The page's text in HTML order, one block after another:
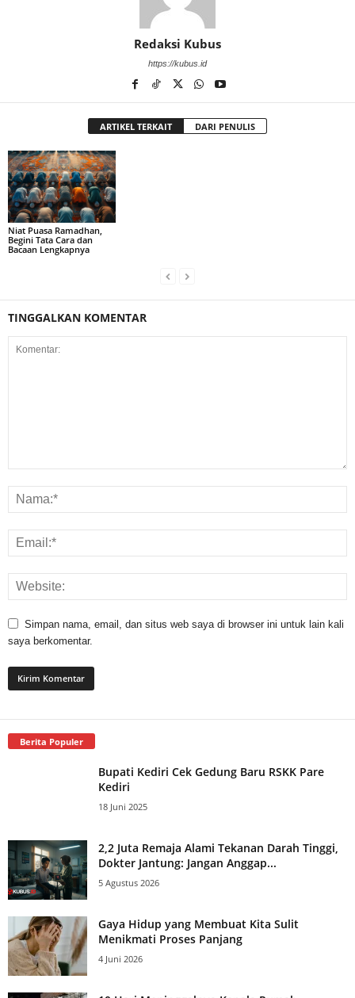
Redaksi Kubus
https://kubus.id
ARTIKEL TERKAIT DARI PENULIS
Niat Puasa Ramadhan,
Begini Tata Cara dan
Bacaan Lengkapnya
TINGGALKAN KOMENTAR
Simpan nama, email, dan situs web saya di browser ini untuk lain kali
saya berkomentar.
Berita Populer
Bupati Kediri Cek Gedung Baru RSKK Pare
Kediri
18 Juni 2025
2,2 Juta Remaja Alami Tekanan Darah Tinggi,
Dokter Jantung: Jangan Anggap...
5 Agustus 2026
Gaya Hidup yang Membuat Kita Sulit
Menikmati Proses Panjang
4 Juni 2026